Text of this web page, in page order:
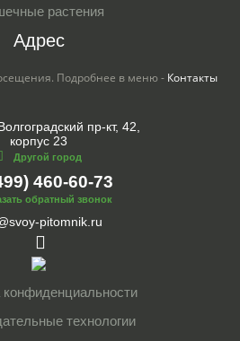
растения
Адрес
Подробнее в меню - Контакты
пр-кт, 42,
корпус 23
Другой город
460-60-73
обратный звонок
pitomnik.ru
конфиденциальности
технологии